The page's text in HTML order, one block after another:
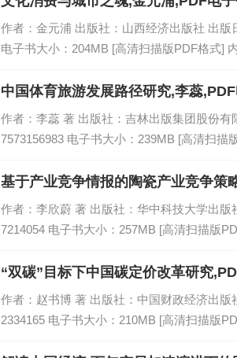
作者：金元浦 出版社：山西经济出版社 出版
电子书大小：204MB [高清扫描版PDF格式]
中国体育旅游发展路径研究,李蕊
作者：李蕊 著 出版社：吉林出版集团股份
7573156983 电子书大小：239MB [高清扫描
基于产业竞争情报的陶瓷产业竞争策
作者：李欣蔚 著 出版社：华中科技大学出
7214054 电子书大小：257MB [高清扫描版
“双碳”目标下中国碳定价改革研究
作者：赵书博 著 出版社：中国财政经济出
2334165 电子书大小：210MB [高清扫描版